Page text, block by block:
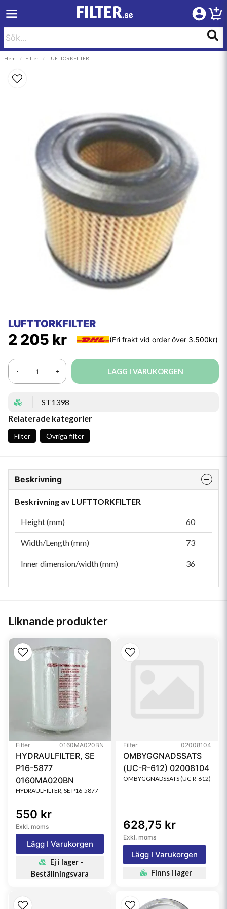
Hem Filter LUFTTORKFILTER
LUFTTORKFILTER
2 205 kr
- + LÄGG I VARUKORGEN
ST1398
Relaterade kategorier
Filter Övriga filter
Beskrivning
Beskrivning av LUFTTORKFILTER
Height (mm) 60
Width/Length (mm) 73
Inner dimension/width (mm) 36
Liknande produkter
Filter 0160MA020BN
HYDRAULFILTER, SE
P16-5877
0160MA020BN
HYDRAULFILTER, SE P16-5877
550 kr
Exkl. moms
Lägg I Varukorgen
Ej i lager -
Beställningsvara
Filter 02008104
OMBYGGNADSSATS
(UC-R-612) 02008104
OMBYGGNADSSATS (UC-R-612)
628,75 kr
Exkl. moms
Lägg I Varukorgen
Finns i lager